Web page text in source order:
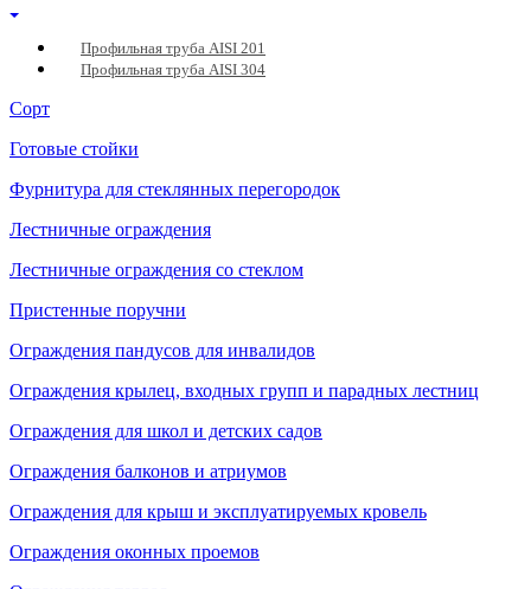
Профильная труба AISI 201
Профильная труба AISI 304
Сорт
Готовые стойки
Фурнитура для стеклянных перегородок
Лестничные ограждения
Лестничные ограждения со стеклом
Пристенные поручни
Ограждения пандусов для инвалидов
Ограждения крылец, входных групп и парадных лестниц
Ограждения для школ и детских садов
Ограждения балконов и атриумов
Ограждения для крыш и эксплуатируемых кровель
Ограждения оконных проемов